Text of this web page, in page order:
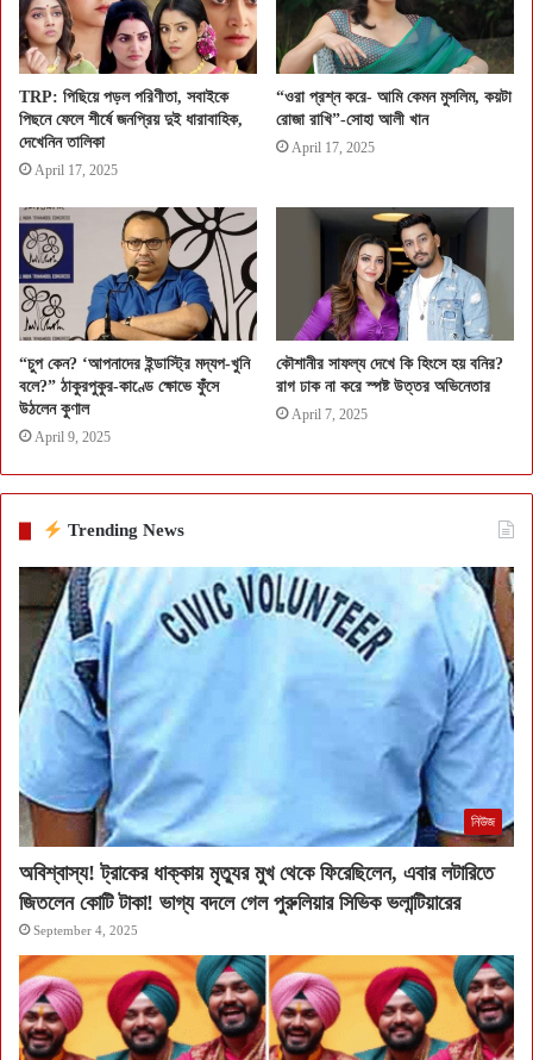
TRP: পিছিয়ে পড়ল পরিণীতা, সবাইকে
পিছনে ফেলে শীর্ষে জনপ্রিয় দুই ধারাবাহিক,
দেখেনিন তালিকা
April 17, 2025
“ওরা প্রশ্ন করে- আমি কেমন মুসলিম, কয়টা
রোজা রাখি”-সোহা আলী খান
April 17, 2025
“চুপ কেন? ‘আপনাদের ইন্ডাস্ট্রি মদ্যপ-খুনি
বলে?” ঠাকুরপুকুর-কাণ্ডে ক্ষোভে ফুঁসে
উঠলেন কুণাল
April 9, 2025
কৌশানীর সাফল্য দেখে কি হিংসে হয় বনির?
রাগ ঢাক না করে স্পষ্ট উত্তর অভিনেতার
April 7, 2025
Trending News
নিউজ
অবিশ্বাস্য! ট্রাকের ধাক্কায় মৃত্যুর মুখ থেকে ফিরেছিলেন, এবার লটারিতে
জিতলেন কোটি টাকা! ভাগ্য বদলে গেল পুরুলিয়ার সিভিক ভলান্টিয়ারের
September 4, 2025